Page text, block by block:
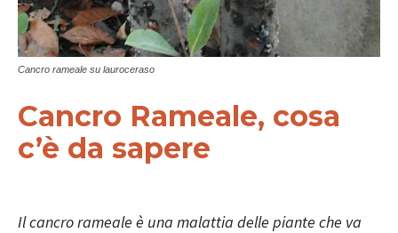
Cancro rameale su lauroceraso
Cancro Rameale, cosa
c’è da sapere
Il cancro rameale è una malattia delle piante che va